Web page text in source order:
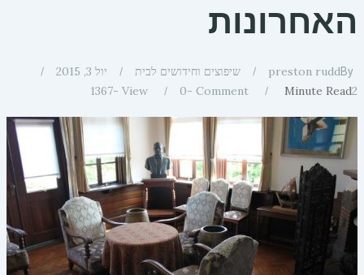
האחרונות
By
preston rudd שיפוצים וחידושים לבית
יול 3, 2015
2
Minute Read
0 Comment -
1367 View -